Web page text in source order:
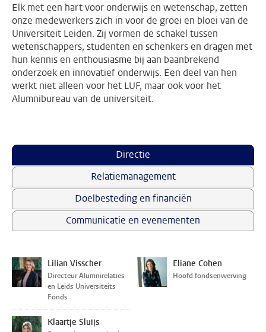
Elk met een hart voor onderwijs en wetenschap, zetten
onze medewerkers zich in voor de groei en bloei van de
Universiteit Leiden. Zij vormen de schakel tussen
wetenschappers, studenten en schenkers en dragen met
hun kennis en enthousiasme bij aan baanbrekend
onderzoek en innovatief onderwijs. Een deel van hen
werkt niet alleen voor het LUF, maar ook voor het
Alumnibureau van de universiteit.
Directie
Relatiemanagement
Doelbesteding en financiën
Communicatie en evenementen
Lilian Visscher
Directeur Alumnirelaties
en Leids Universiteits
Fonds
Eliane Cohen
Hoofd fondsenwerving
Klaartje Sluijs